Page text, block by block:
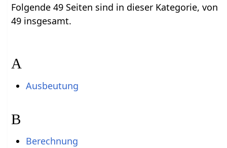
Folgende 49 Seiten sind in dieser Kategorie, von
49 insgesamt.
A
Ausbeutung
B
Berechnung